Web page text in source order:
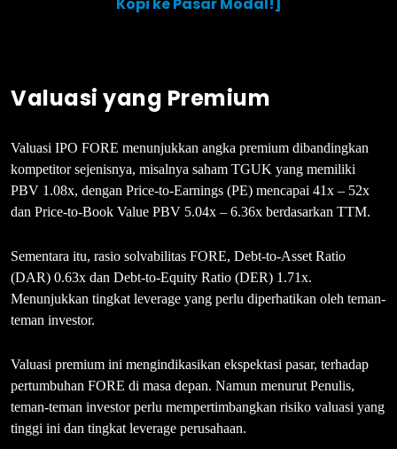
Kopi ke Pasar Modal!]
Valuasi yang Premium
Valuasi IPO FORE menunjukkan angka premium dibandingkan
kompetitor sejenisnya, misalnya saham TGUK yang memiliki
PBV 1.08x, dengan Price-to-Earnings (PE) mencapai 41x – 52x
dan Price-to-Book Value PBV 5.04x – 6.36x berdasarkan TTM.
Sementara itu, rasio solvabilitas FORE, Debt-to-Asset Ratio
(DAR) 0.63x dan Debt-to-Equity Ratio (DER) 1.71x.
Menunjukkan tingkat leverage yang perlu diperhatikan oleh teman-
teman investor.
Valuasi premium ini mengindikasikan ekspektasi pasar, terhadap
pertumbuhan FORE di masa depan. Namun menurut Penulis,
teman-teman investor perlu mempertimbangkan risiko valuasi yang
tinggi ini dan tingkat leverage perusahaan.